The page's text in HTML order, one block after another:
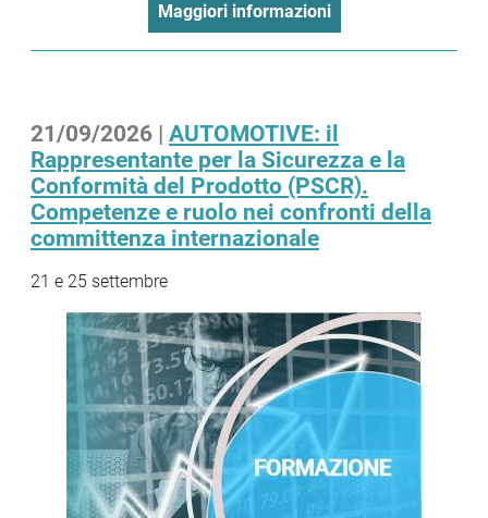
Maggiori informazioni
21/09/2026 | AUTOMOTIVE: il
Rappresentante per la Sicurezza e la
Conformità del Prodotto (PSCR).
Competenze e ruolo nei confronti della
committenza internazionale
21 e 25 settembre